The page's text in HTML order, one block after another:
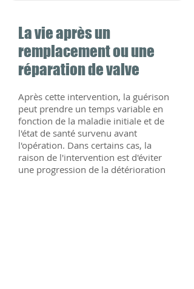
La vie après un
remplacement ou une
réparation de valve
Après cette intervention, la guérison
peut prendre un temps variable en
fonction de la maladie initiale et de
l'état de santé survenu avant
l'opération. Dans certains cas, la
raison de l'intervention est d'éviter
une progression de la détérioration